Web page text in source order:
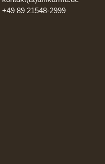
+49 89 21548-2999